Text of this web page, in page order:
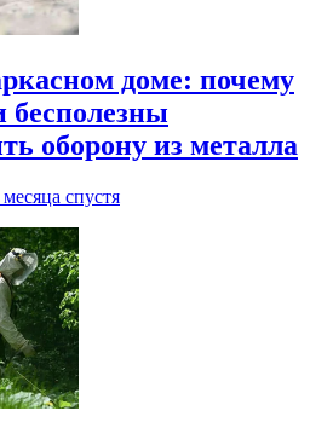
доме: почему
оборону из металла
спустя